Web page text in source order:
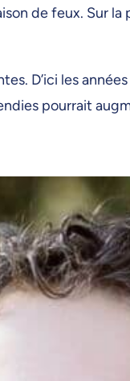
de feux. Sur
D’ici les
pourrait